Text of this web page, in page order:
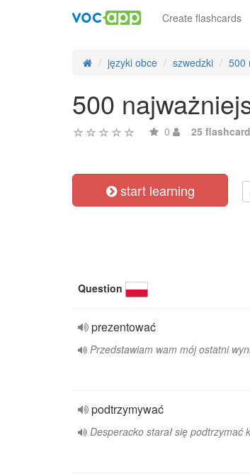
Create flashcards
języki obce szwedzki 500
500
0 25
start learning
Question
prezentować
Przedstawiam wam mój ostatni
podtrzymywać
Desperacko starał się podtrzymać